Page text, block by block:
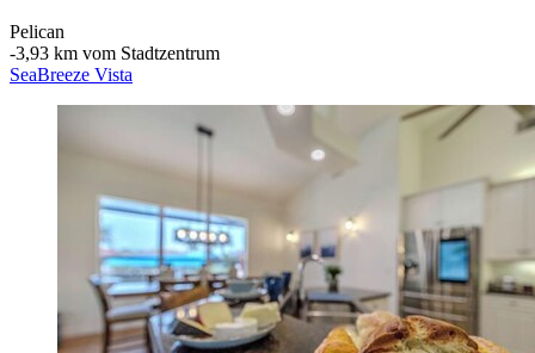
Pelican
‐3,93 km vom Stadtzentrum
SeaBreeze Vista